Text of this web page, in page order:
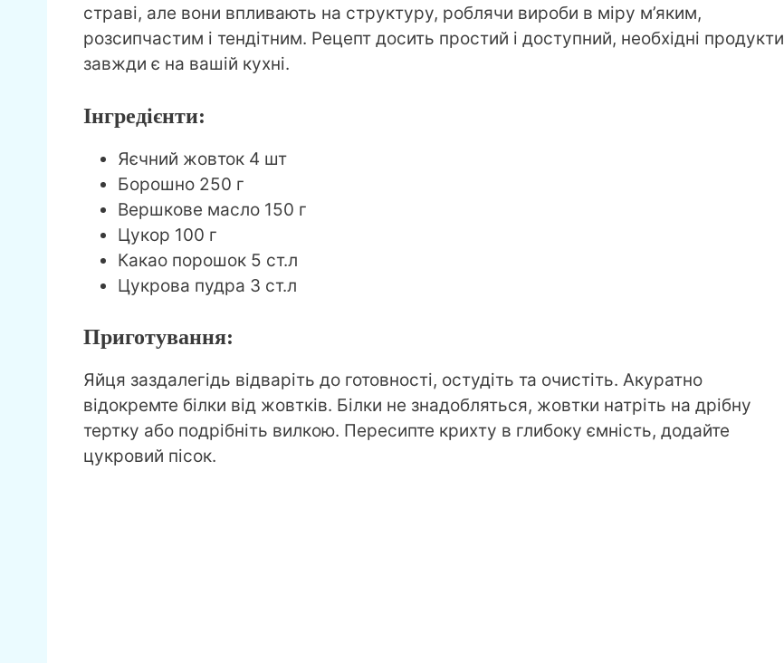
страві, але вони впливають на структуру, роблячи вироби в міру м’яким,
розсипчастим і тендітним. Рецепт досить простий і доступний, необхідні продукти
завжди є на вашій кухні.
Інгредієнти:
Яєчний жовток 4 шт
Борошно 250 г
Вершкове масло 150 г
Цукор 100 г
Какао порошок 5 ст.л
Цукрова пудра 3 ст.л
Приготування:
Яйця заздалегідь відваріть до готовності, остудіть та очистіть. Акуратно
відокремте білки від жовтків. Білки не знадобляться, жовтки натріть на дрібну
тертку або подрібніть вилкою. Пересипте крихту в глибоку ємність, додайте
цукровий пісок.